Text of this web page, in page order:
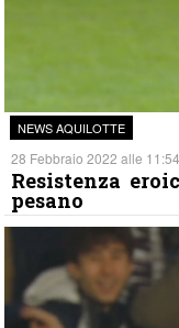
NEWS AQUILOTTE
28 Febbraio 2022 alle
Resistenza
pesano